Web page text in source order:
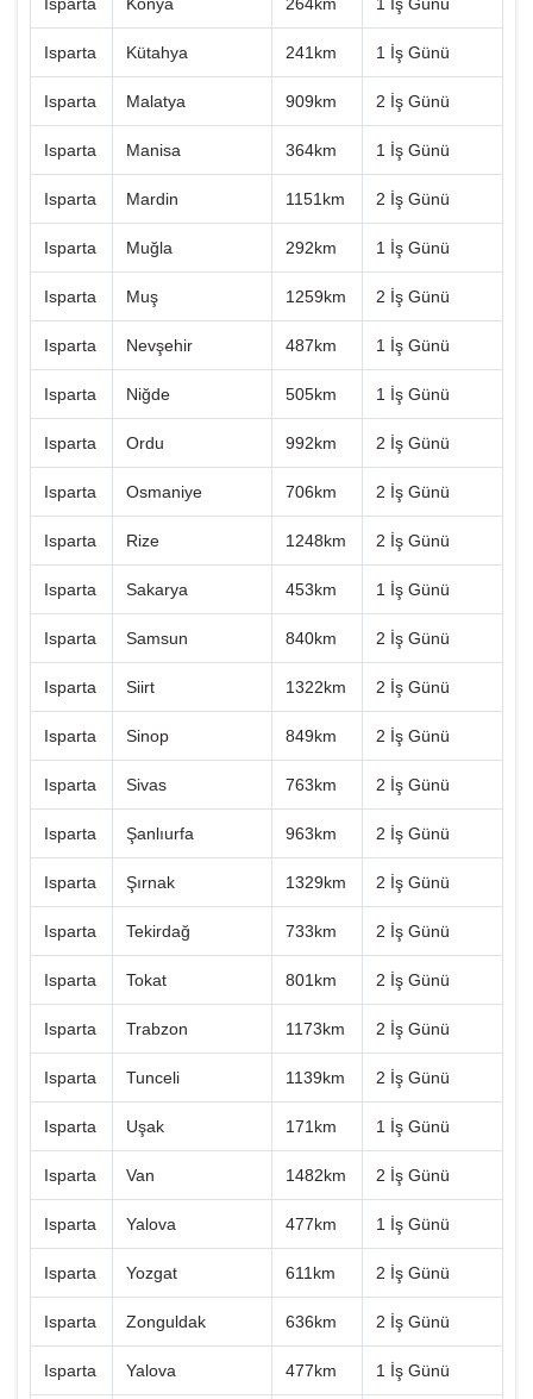
Isparta Kütahya 241km 1 İş Günü
Isparta Malatya 909km 2 İş Günü
Isparta Manisa 364km 1 İş Günü
Isparta Mardin 1151km 2 İş Günü
Isparta Muğla 292km 1 İş Günü
Isparta Muş 1259km 2 İş Günü
Isparta Nevşehir 487km 1 İş Günü
Isparta Niğde 505km 1 İş Günü
Isparta Ordu 992km 2 İş Günü
Isparta Osmaniye 706km 2 İş Günü
Isparta Rize 1248km 2 İş Günü
Isparta Sakarya 453km 1 İş Günü
Isparta Samsun 840km 2 İş Günü
Isparta Siirt 1322km 2 İş Günü
Isparta Sinop 849km 2 İş Günü
Isparta Sivas 763km 2 İş Günü
Isparta Şanlıurfa 963km 2 İş Günü
Isparta Şırnak 1329km 2 İş Günü
Isparta Tekirdağ 733km 2 İş Günü
Isparta Tokat 801km 2 İş Günü
Isparta Trabzon 1173km 2 İş Günü
Isparta Tunceli 1139km 2 İş Günü
Isparta Uşak 171km 1 İş Günü
Isparta Van 1482km 2 İş Günü
Isparta Yalova 477km 1 İş Günü
Isparta Yozgat 611km 2 İş Günü
Isparta Zonguldak 636km 2 İş Günü
Isparta Yalova 477km 1 İş Günü